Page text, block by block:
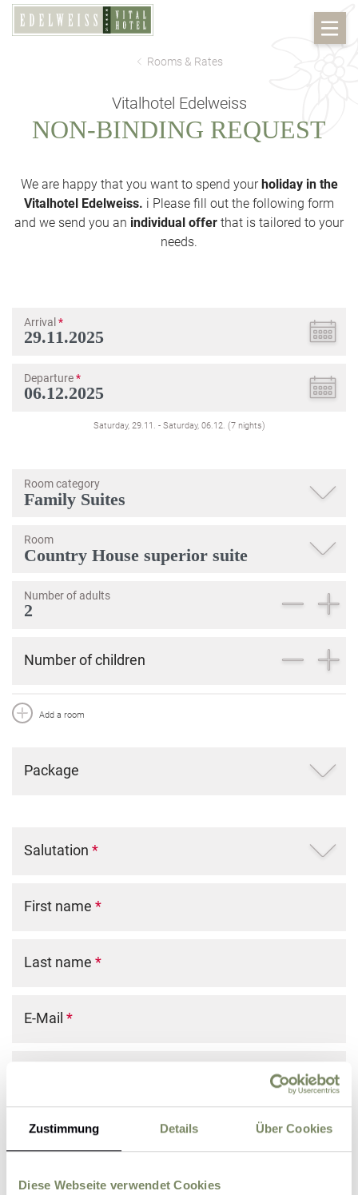
Zustimmung Details Über Cookies
Diese Webseite verwendet Cookies
Rooms & Rates
Vitalhotel Edelweiss
NON-BINDING REQUEST
We are happy that you want to spend yourholiday in the
Vitalhotel Edelweiss. i Please fill out the following form
and we send you an individual offer that is tailored to your
needs.
Arrival *
Departure*
Saturday, 29.11. - Saturday, 06.12. (7 nights)
Room category
Room
Number of adults
Number of children
Add a room
Package
Salutation *
First name *
Last name *
E-Mail *
Street
ZIP City